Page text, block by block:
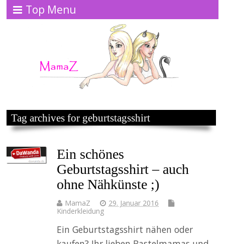
Top Menu
Tag archives for geburtstagsshirt
Ein schönes
Geburtstagsshirt – auch
ohne Nähkünste ;)
MamaZ
29. Januar 2016
Kinderkleidung
Ein Geburtstagsshirt nähen oder